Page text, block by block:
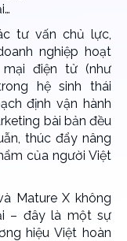
tư vấn chủ lực,
nghiệp hoạt
điện tử (như
hệ sinh thái
định vận hành
bài bản đều
thúc đẩy nâng
của người Việt
Mature X không
– đây là một sự
hiệu Việt hoàn